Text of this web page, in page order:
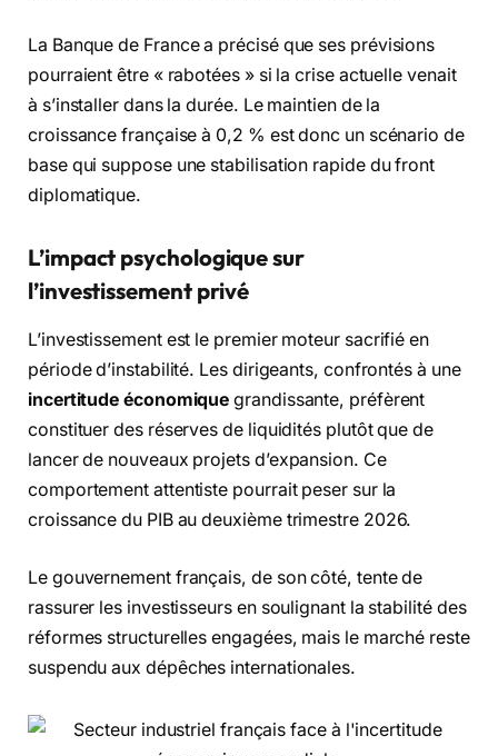
La Banque de France a précisé que ses prévisions
pourraient être « rabotées » si la crise actuelle venait
à s’installer dans la durée. Le maintien de la
croissance française à 0,2 % est donc un scénario de
base qui suppose une stabilisation rapide du front
diplomatique.
L’impact psychologique sur
l’investissement privé
L’investissement est le premier moteur sacrifié en
période d’instabilité. Les dirigeants, confrontés à une
incertitude économique grandissante, préfèrent
constituer des réserves de liquidités plutôt que de
lancer de nouveaux projets d’expansion. Ce
comportement attentiste pourrait peser sur la
croissance du PIB au deuxième trimestre 2026.
Le gouvernement français, de son côté, tente de
rassurer les investisseurs en soulignant la stabilité des
réformes structurelles engagées, mais le marché reste
suspendu aux dépêches internationales.